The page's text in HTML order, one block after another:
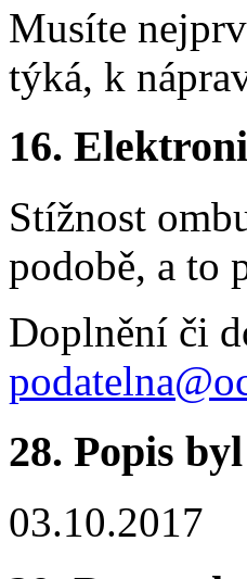
Musíte
týká, k
16.
Stížnost
podobě, a to
Doplnění či
28. Popis
03.10.2017